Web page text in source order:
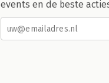
events en de beste